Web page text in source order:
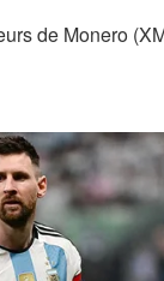
de Monero